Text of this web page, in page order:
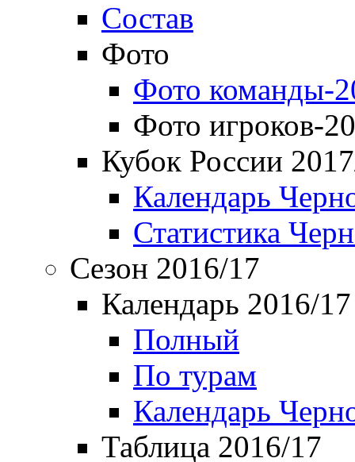
Состав
Фото
Фото команды-
Фото игроков-
Кубок России
Календарь
Статистика
Сезон 2016/17
Календарь 2016/17
Полный
По турам
Календарь
Таблица 2016/17